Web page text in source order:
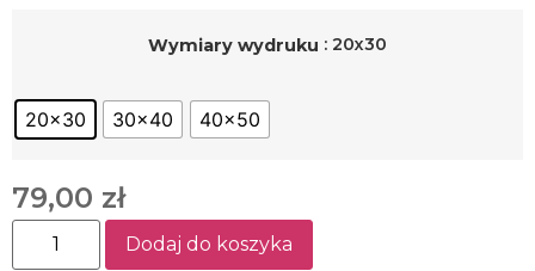
Wymiary wydruku : 20x30
20x30 30x40 40x50
79,00 zł
Dodaj do koszyka